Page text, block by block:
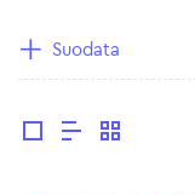
Suodata